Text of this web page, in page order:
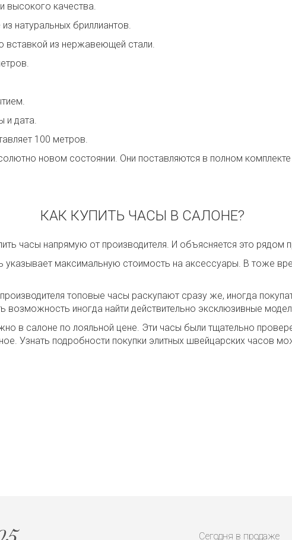
качества.
натуральных бриллиантов.
из нержавеющей стали.
и дата.
100 метров.
новом состоянии. Они поставляются в полном
КАК КУПИТЬ ЧАСЫ В САЛОНЕ?
часы напрямую от производителя. И объясняется это рядом
максимальную стоимость на аксессуары. В тоже
топовые часы раскупают сразу же, иногда
возможность иногда найти действительно эксклюзивные
в салоне по лояльной цене. Эти часы были тщательно
Узнать подробности покупки элитных швейцарских часов
Сегодня в продаже